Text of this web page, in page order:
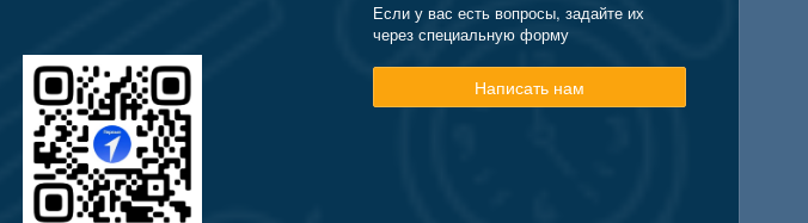
Если у вас есть вопросы, задайте их
через специальную форму
Написать нам